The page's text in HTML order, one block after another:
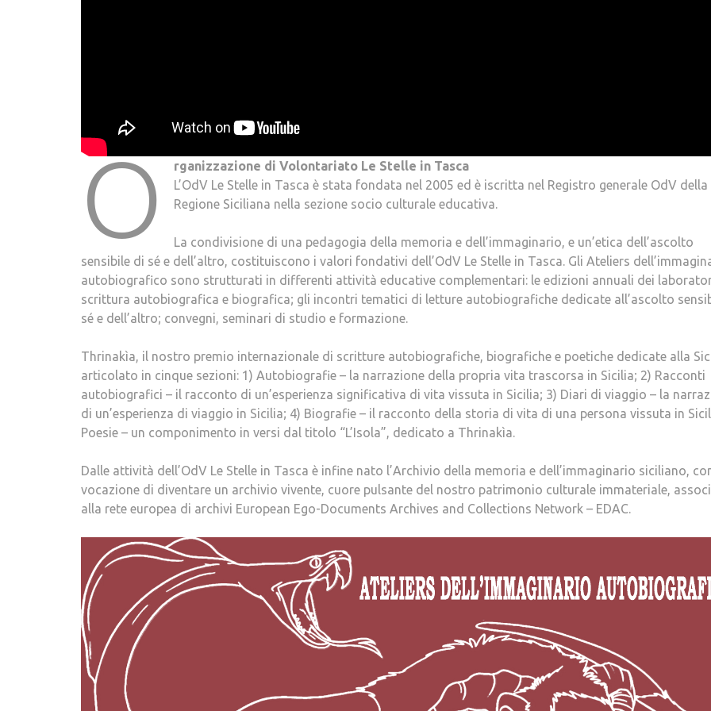
O
rganizzazione di Volontariato Le Stelle in Tasca
L’OdV Le Stelle in Tasca è stata fondata nel 2005 ed è iscritta nel Registro generale OdV della
Regione Siciliana nella sezione socio culturale educativa.
La condivisione di una pedagogia della memoria e dell’immaginario, e un’etica dell’ascolto
sensibile di sé e dell’altro, costituiscono i valori fondativi dell’OdV Le Stelle in Tasca. Gli Ateliers
autobiografico sono strutturati in differenti attività educative complementari: le edizioni annuali dei
scrittura autobiografica e biografica; gli incontri tematici di letture autobiografiche dedicate all’ascolto
sé e dell’altro; convegni, seminari di studio e formazione.
Thrinakìa, il nostro premio internazionale di scritture autobiografiche, biografiche e poetiche dedicate alla
articolato in cinque sezioni: 1) Autobiografie – la narrazione della propria vita trascorsa in Sicilia; 2) Racconti
autobiografici – il racconto di un’esperienza significativa di vita vissuta in Sicilia; 3) Diari di viaggio – la
di un’esperienza di viaggio in Sicilia; 4) Biografie – il racconto della storia di vita di una persona vissuta in
Poesie – un componimento in versi dal titolo “L’Isola”, dedicato a Thrinakìa.
Dalle attività dell’OdV Le Stelle in Tasca è infine nato l’Archivio della memoria e dell’immaginario siciliano,
vocazione di diventare un archivio vivente, cuore pulsante del nostro patrimonio culturale immateriale,
alla rete europea di archivi European Ego-Documents Archives and Collections Network – EDAC.